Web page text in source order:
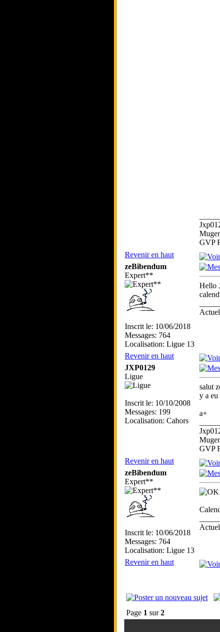
GVP
Revenir en haut
zeBibendum
Expert**
Inscrit le: 10/06/2018
Messages: 764
Localisation: Ligue 13
Hello
Revenir en haut
JXP0129
Ligue
Inscrit le: 10/10/2008
Messages: 199
Localisation: Cahors
salut
y a eu
a+
GVP
Revenir en haut
zeBibendum
Expert**
Inscrit le: 10/06/2018
Messages: 764
Localisation: Ligue 13
Revenir en haut
Page 1 sur2